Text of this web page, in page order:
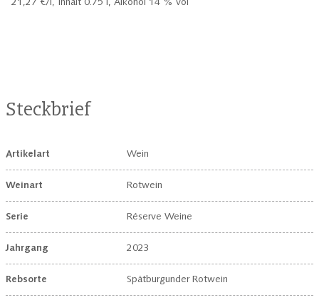
21,27 €/l, Inhalt 0.75 l, Alkohol 14 % vol
Steckbrief
Artikelart Wein
Weinart Rotwein
Serie Réserve Weine
Jahrgang 2023
Rebsorte Spätburgunder Rotwein